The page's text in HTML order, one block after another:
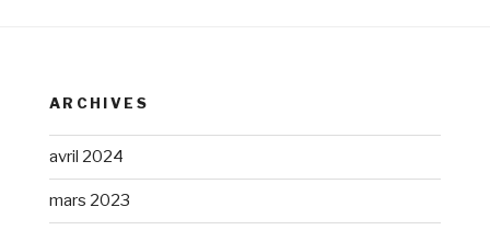
ARCHIVES
avril 2024
mars 2023